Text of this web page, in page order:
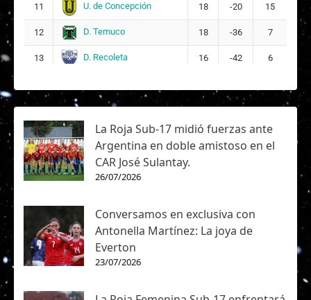
11 U. de Concepción 18 -20 15
12 D. Temuco 18 -36 7
13 D. Recoleta 16 -42 6
La Roja Sub-17 midió fuerzas ante
Argentina en doble amistoso en el
CAR José Sulantay.
26/07/2026
Conversamos en exclusiva con
Antonella Martínez: La joya de
Everton
23/07/2026